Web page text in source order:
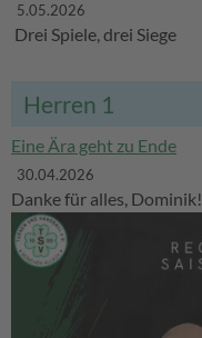
5.05.2026
Drei Spiele, drei Siege
Herren 1
Eine Ära geht zu Ende
30.04.2026
Danke für alles, Dominik!